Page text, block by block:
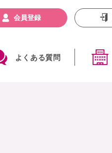
よくある質問
会員登録